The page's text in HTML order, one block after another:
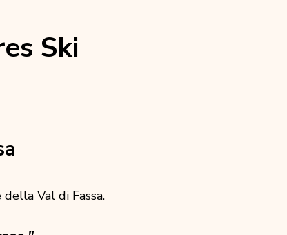
Ski
Val di Fassa.